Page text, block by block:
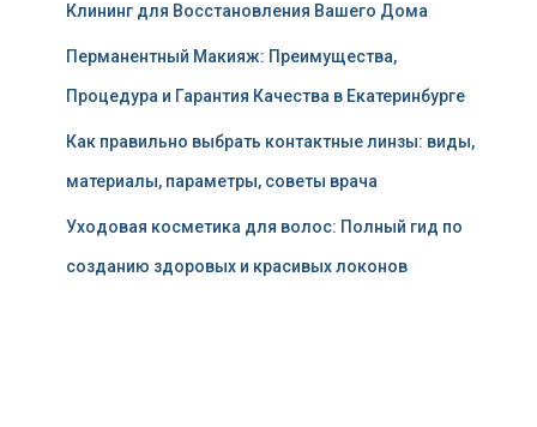
Клининг для Восстановления Вашего Дома
Перманентный Макияж: Преимущества,
Процедура и Гарантия Качества в Екатеринбурге
Как правильно выбрать контактные линзы: виды,
материалы, параметры, советы врача
Уходовая косметика для волос: Полный гид по
созданию здоровых и красивых локонов